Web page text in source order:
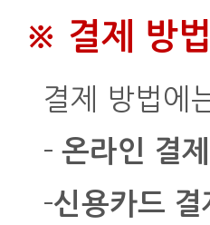
※ 결제 방
결제 방법에
-온라인 결제
-신용카드 결